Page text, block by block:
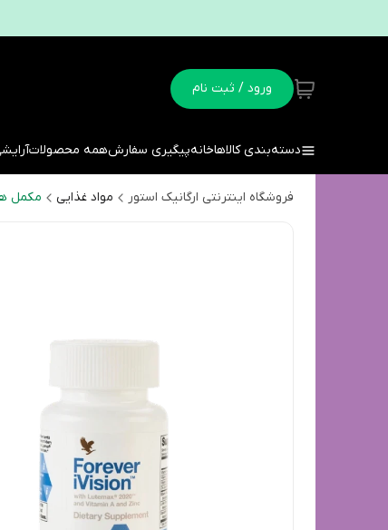
ورود / ثبت نام
دسته‌بندی کالاهاخانهپیگیری سفارشهمه محصولات
فروشگاه اینترنتی ارگانیک استور مواد غذایی مکمل